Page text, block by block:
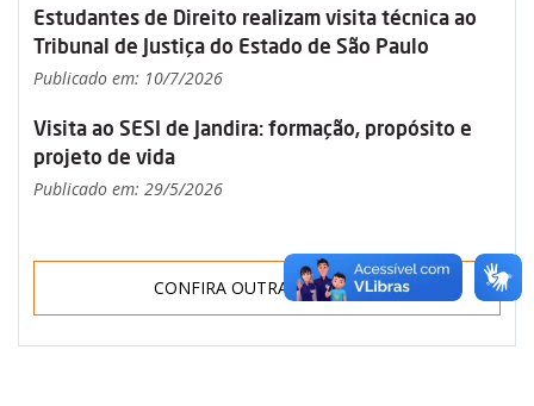
Estudantes de Direito realizam visita técnica ao
Tribunal de Justiça do Estado de São Paulo
Publicado em: 10/7/2026
Visita ao SESI de Jandira: formação, propósito e
projeto de vida
Publicado em: 29/5/2026
CONFIRA OUTRAS NOTÍCIAS